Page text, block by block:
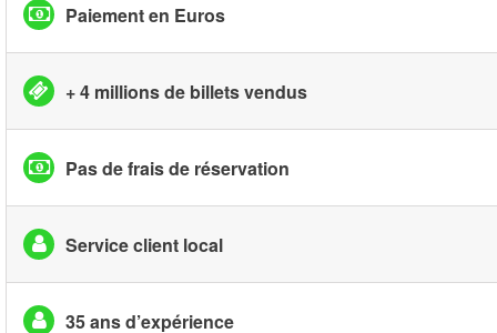
Paiement en Euros
+ 4 millions de billets vendus
Pas de frais de réservation
Service client local
35 ans d’expérience